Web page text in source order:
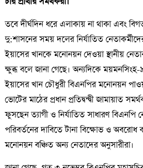
তবে দীর্ঘদিন ধরে এলাকায় না থাকা এবং
দু:শাসনের সময় দলের নির্যাতিত
ইয়াসের খানকে মনোনয়ন দেওয়া স্থানীয়
ক্ষুব্ধ বলে জানা গেছে। অন্যদিকে
ইয়াসের খান চৌধুরী বিএনপির মনোনয়ন
ভোটের মাঠের প্রধান প্রতিদ্বন্দ্বী জামায়াত
ফুসছেন ত্যাগী ও নির্যাতিত সাধারণ বিএনপি
পরিবর্তনের দাবিতে টানা বিক্ষোভ ও অবরোধ
মনোনয়ন বঞ্চিত অন্য নেতাদের অনুসারীরা।